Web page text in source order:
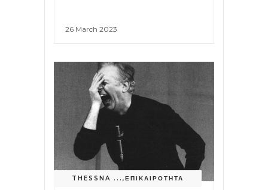
26 March 2023
THESSNA ... ,ΕΠΙΚΑΙΡΟΤΗΤΑ